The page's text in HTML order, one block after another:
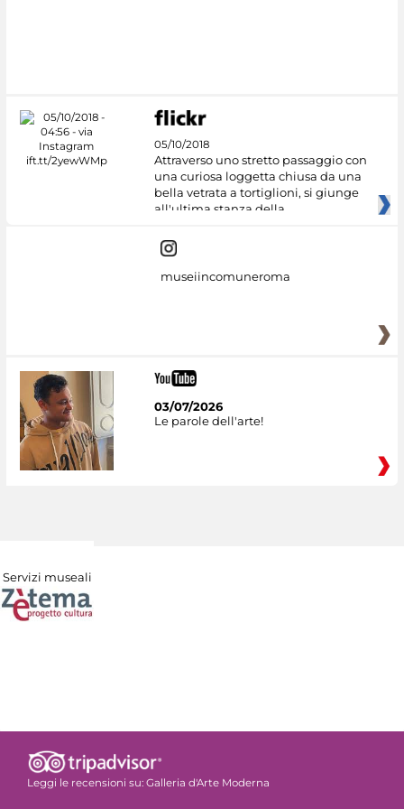
05/10/2018
Attraverso uno stretto passaggio con
una curiosa loggetta chiusa da una
bella vetrata a tortiglioni, si giunge
all'ultima stanza della
museiincomuneroma
03/07/2026
Le parole dell'arte!
Servizi museali
Leggi le recensioni su: Galleria d'Arte Moderna